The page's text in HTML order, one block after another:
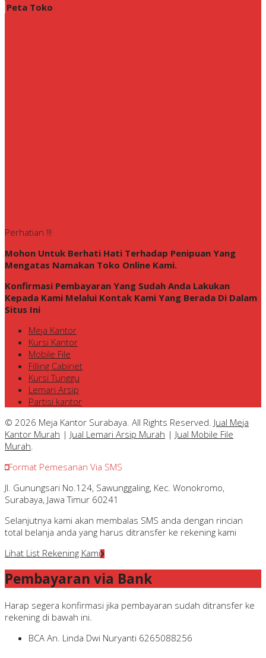
Peta Toko
Perhatian !!!
Mohon Untuk Berhati Hati Terhadap Penipuan Yang
Mengatas Namakan Toko Online Kami.
Konfirmasi Pembayaran Yang Sudah Anda Lakukan
Kepada Kami Melalui Kontak Kami Yang Berada Di Dalam
Situs Ini
Meja Kantor
Kursi Kantor
Mobile File
Filling Cabinet
Kursi Tunggu
Lemari Arsip
Partisi kantor
© 2026 Meja Kantor Surabaya. All Rights Reserved. Jual Meja
Kantor Murah | Jual Lemari Arsip Murah | Jual Mobile File
Murah
Format Pemesanan Via SMS
Jl. Gunungsari No.124, Sawunggaling, Kec. Wonokromo,
Surabaya, Jawa Timur 60241
Selanjutnya kami akan membalas SMS anda dengan rincian
total belanja anda yang harus ditransfer ke rekening kami
Lihat List Rekening Kami
Pembayaran via Bank
Harap segera konfirmasi jika pembayaran sudah ditransfer ke
rekening di bawah ini.
BCA An. Linda Dwi Nuryanti 6265088256